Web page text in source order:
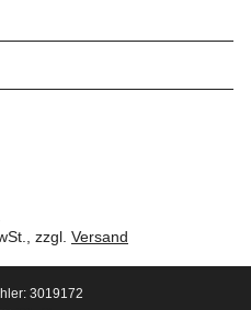
zzgl. Versand
3019172